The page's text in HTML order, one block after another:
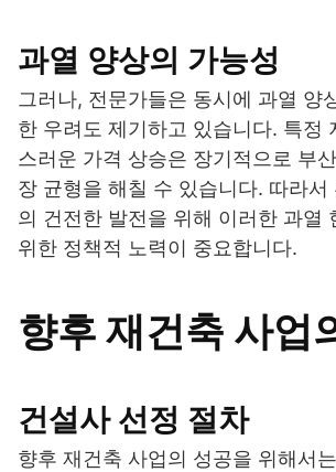
과열 양상의 가능성
그러나, 전문가들은 동시에 과열 양
한 우려도 제기하고 있습니다. 특정
스러운 가격 상승은 장기적으로 부
장 균형을 해칠 수 있습니다. 따라서
의 건전한 발전을 위해 이러한 과열
위한 정책적 노력이 중요합니다.
향후 재건축 사업
건설사 선정 절차
향후 재건축 사업의 성공을 위해서